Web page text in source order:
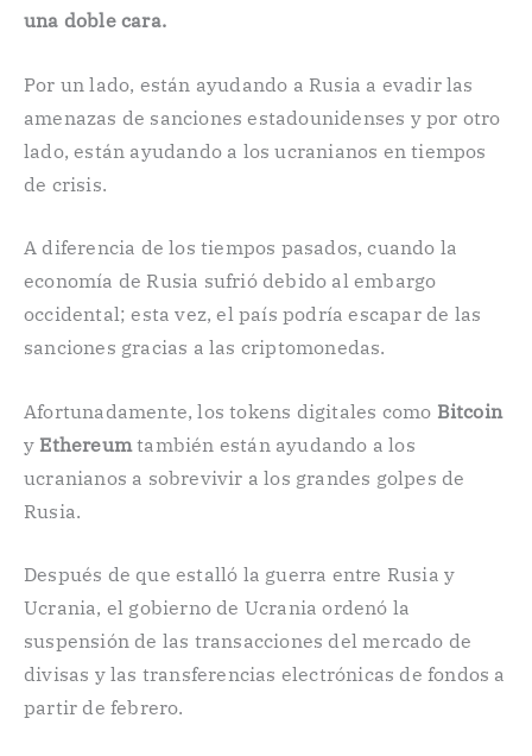
una doble cara.
Por un lado, están ayudando a Rusia a evadir las
amenazas de sanciones estadounidenses y por otro
lado, están ayudando a los ucranianos en tiempos
de crisis.
A diferencia de los tiempos pasados, cuando la
economía de Rusia sufrió debido al embargo
occidental; esta vez, el país podría escapar de las
sanciones gracias a las criptomonedas.
Afortunadamente, los tokens digitales como Bitcoin
y Ethereumtambién están ayudando a los
ucranianos a sobrevivir a los grandes golpes de
Rusia.
Después de que estalló la guerra entre Rusia y
Ucrania, el gobierno de Ucrania ordenó la
suspensión de las transacciones del mercado de
divisas y las transferencias electrónicas de fondos a
partir de febrero.